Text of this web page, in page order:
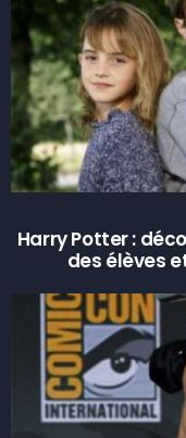
Harry Potter :
des élèves